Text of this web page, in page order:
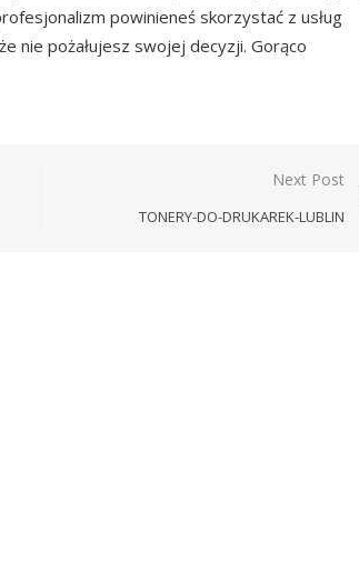
powinieneś skorzystać z usług
nie pożałujesz swojej decyzji. Gorąco
Next Post
TONERY-DO-DRUKAREK-LUBLIN